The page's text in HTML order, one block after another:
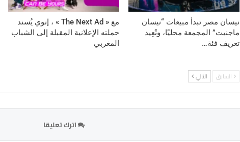
نيسان مصر تبدأ مبيعات “نيسان
ماجنيت” المجمعة محليًا، وتُعِيد
تعريف فئة…
مع « The Next Ad » ، إنوي يُسند
حملته الإعلانية المقبلة إلى الشباب
المغربي
السابق التالي
اترك تعليقا